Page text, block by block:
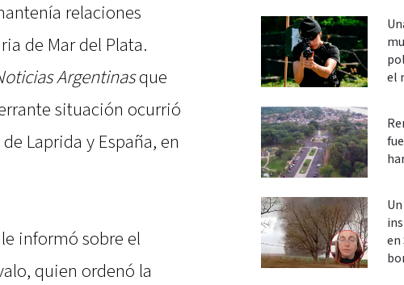
relaciones
de Mar del Plata.
Argentinasque
situación ocurrió
Laprida y España, en
informó sobre el
quien ordenó la
el
en